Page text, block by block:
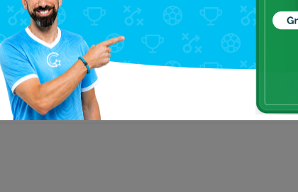
Aprile
min 12°C / max 18°C
Giugno
min 19°C / max 27°C
min